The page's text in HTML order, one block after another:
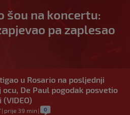
šou na koncertu:
pa zaplesao
u Rosario na posljednji
ocu, De Paul pogodak posvetio
| prije 39 min | 0